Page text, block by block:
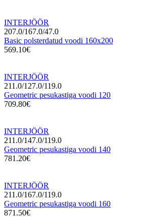
INTERJÖÖR
207.0/167.0/47.0
Basic polsterdatud voodi 160x200
569.10€
INTERJÖÖR
211.0/127.0/119.0
Geometric pesukastiga voodi 120
709.80€
INTERJÖÖR
211.0/147.0/119.0
Geometric pesukastiga voodi 140
781.20€
INTERJÖÖR
211.0/167.0/119.0
Geometric pesukastiga voodi 160
871.50€